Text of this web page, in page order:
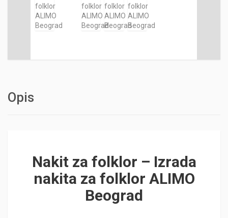
Opis
Nakit za folklor – Izrada
nakita za folklor ALIMO
Beograd